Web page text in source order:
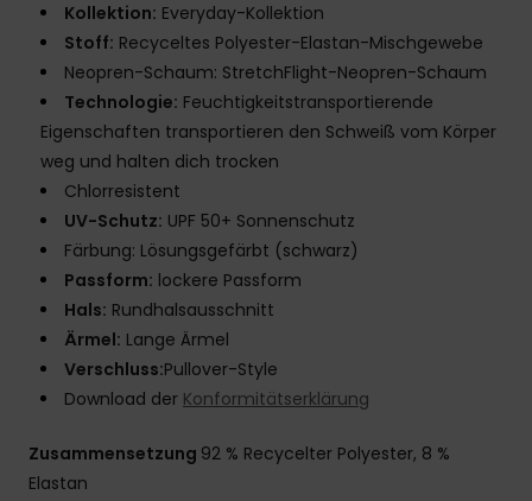
Kollektion: Everyday-Kollektion
Stoff: Recyceltes Polyester-Elastan-Mischgewebe
Neopren-Schaum: StretchFlight-Neopren-Schaum
Technologie: Feuchtigkeitstransportierende
Eigenschaften transportieren den Schweiß vom Körper
weg und halten dich trocken
Chlorresistent
UV-Schutz: UPF 50+ Sonnenschutz
Färbung: Lösungsgefärbt (schwarz)
Passform: lockere Passform
Hals: Rundhalsausschnitt
Ärmel: Lange Ärmel
Verschluss:Pullover-Style
Download der Konformitätserklärung
Zusammensetzung 92 % Recycelter Polyester, 8 %
Elastan